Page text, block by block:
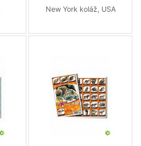
New York koláž, USA